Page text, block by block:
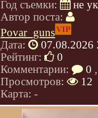
Год съемки:
не
Автор поста:
Povar_gunsVIP
Дата:
07.08.2026
Рейтинг:
0
Комментарии:
0 ,
Просмотров:
12
Карта: -